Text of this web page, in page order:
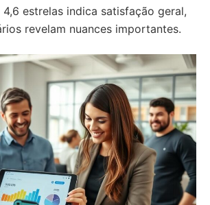
estrelas indica satisfação geral,
revelam nuances importantes.